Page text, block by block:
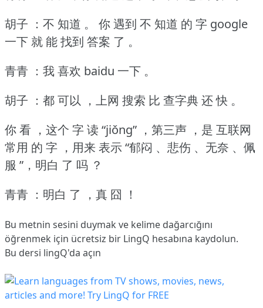
胡子 ：不 知道 。
你 遇到 不 知道 的 字 google
一下 就 能 找到 答案 了 。
青青 ：我 喜欢 baidu 一下 。
胡子 ：都 可以 ，上网 搜索 比 查字典 还 快 。
你 看 ，这个 字 读 “jiǒng” ，第三声 ，是 互联网
常用 的 字 ，用来 表示 “郁闷 、悲伤 、无奈 、佩
服 ”，明白 了 吗 ？
青青 ：明白 了 ，真 囧 ！
Bu metnin sesini duymak ve kelime dağarcığını
öğrenmek için ücretsiz bir LingQ hesabına kaydolun.
Bu dersi lingQ'da açın